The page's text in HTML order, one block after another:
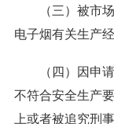
（三）被市
电子烟有关生产
（四）因申
不符合安全生产
上或者被追究刑